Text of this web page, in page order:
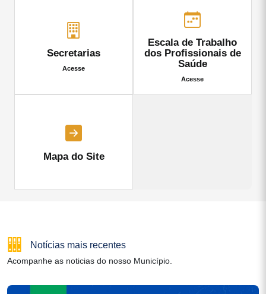
Secretarias
Acesse
Escala de Trabalho
dos Profissionais de
Saúde
Acesse
Mapa do Site
Notícias mais recentes
Acompanhe as noticias do nosso Município.